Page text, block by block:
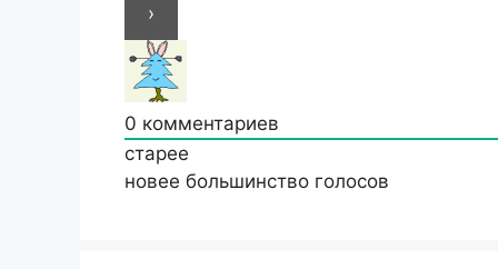
0 комментариев
старее
новее большинство голосов